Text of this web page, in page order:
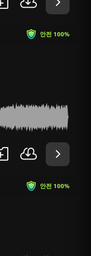
안전 100%
안전 100%